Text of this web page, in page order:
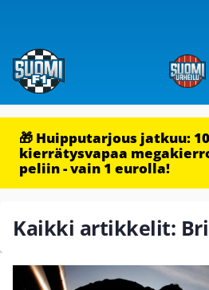
🎁 Huipputarjous jatkuu:
kierrätysvapaa
peliin - vain 1 eurolla!
Kaikki artikkelit: